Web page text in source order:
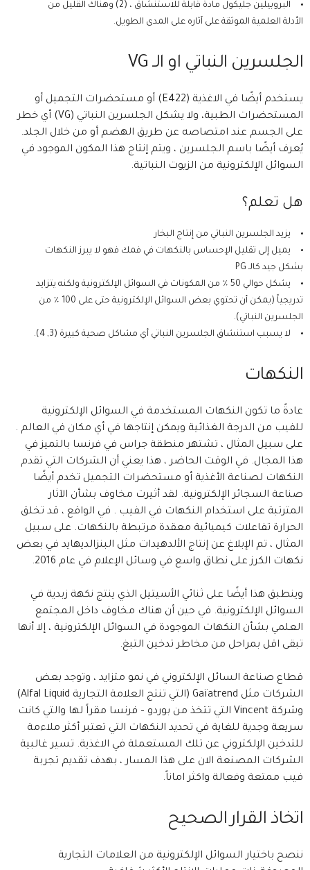
البروبيلين جليكول مادة قابلة للاستنشاق ، (2) وهناك القليل من
الأدلة العلمية الموثقة على آثاره على المدى الطويل.
الجلسرين النباتي او الـ VG
يستخدم أيضًا في الاغذية (E422) أو مستحضرات التجميل أو
المستحضرات الطبية، ولا يشكل الجلسرين النباتي (VG) أي خطر
على الجسم عند امتصاصه عن طريق الهضم أو من خلال الجلد.
يُعرف أيضًا باسم الجلسرين ، ويتم إنتاج هذا المكون الموجود في
السوائل الإلكترونية من الزيوت النباتية.
هل تعلم؟
يزيد الجلسرين النباتي من إنتاج البخار
يميل إلى تقليل الإحساس بالنكهات في فمك فهو لا يبرز النكهات
بشكل جيد كالـ PG
يشكل حوالي 50 ٪ من المكونات في السوائل الإلكترونية ولكنه يتزايد
تدريجياً (يمكن أن تحتوي بعض السوائل الإلكترونية حتى على 100 ٪ من
الجلسرين النباتي).
لا يسبب استنشاق الجلسرين النباتي أي مشاكل صحية كبيرة (3, 4).
النكهات
عادةً ما تكون النكهات المستخدمة في السوائل الإلكترونية
للفيب من الدرجة الغذائية ويمكن إنتاجها في أي مكان في العالم .
على سبيل المثال ، تشتهر منطقة جراس في فرنسا بالتميز في
هذا المجال. في الوقت الحاضر ، هذا يعني أن الشركات التي تقدم
النكهات لصناعة الأغذية أو مستحضرات التجميل تخدم أيضًا
صناعة السجائر الإلكترونية. لقد أثيرت مخاوف بشأن الآثار
المترتبة على استخدام النكهات في الفيب . في الواقع ، قد تخلق
الحرارة تفاعلات كيميائية معقدة مرتبطة بالنكهات. على سبيل
المثال ، تم الإبلاغ عن إنتاج الألدهيدات مثل البنزالديهايد في بعض
نكهات الكرز على نطاق واسع في وسائل الإعلام في عام 2016.
وينطبق هذا أيضًا على ثنائي الأسيتيل الذي ينتج نكهة زبدية في
السوائل الإلكترونية. في حين أن هناك مخاوف داخل المجتمع
العلمي بشأن النكهات الموجودة في السوائل الإلكترونية ، إلا أنها
تبقى اقل بمراحل من مخاطر تدخين التبغ.
قطاع صناعة السائل الإلكتروني في نمو متزايد ، وتوجد بعض
الشركات مثل Gaïatrend (التي تنتج العلامة التجارية Alfal Liquid)
وشركة Vincent التي تتخذ من بوردو – فرنسا مقراً لها والتي كانت
سريعة وجدية للغاية في تحديد النكهات التي تعتبر أكثر ملاءمة
للتدخين الإلكتروني عن تلك المستعملة في الاغذية. تسير غالبية
الشركات المصنعة الان على هذا المسار ، بهدف تقديم تجربة
فيب ممتعة وفعالة واكثر اماناً.
اتخاذ القرار الصحيح
ننصح باختيار السوائل الإلكترونية من العلامات التجارية